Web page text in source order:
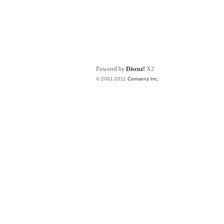
Powered by Discuz! X2
© 2001-2011 Comsenz Inc.